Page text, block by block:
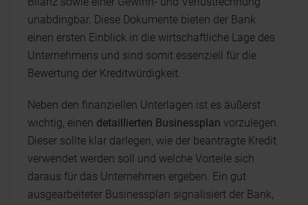
unabdingbar. Diese Dokumente bieten der Bank
einen ersten Einblick in die wirtschaftliche Lage des
Unternehmens und sind somit essenziell für die
Bewertung der Kreditwürdigkeit.
Neben den finanziellen Unterlagen ist es äußerst
wichtig, einen detaillierten Businessplan vorzulegen.
Dieser sollte klar darlegen, wie der beantragte Kredit
verwendet werden soll und welche Vorteile sich
daraus für das Unternehmen ergeben. Ein gut
ausgearbeiteter Businessplan signalisiert der Bank,